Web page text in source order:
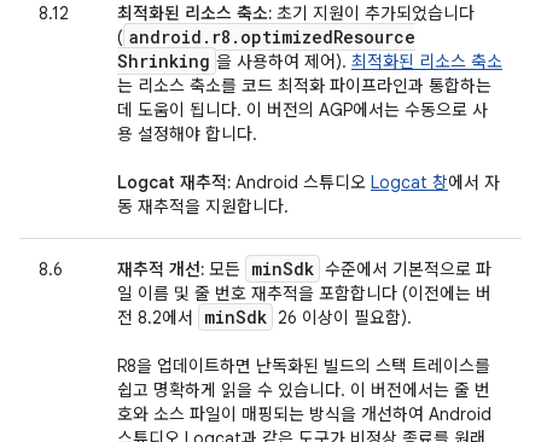
8.12 최적화된 리소스 축소: 초기 지원이 추가되었습니다
( android . r8 . optimizedResource
Shrinking 을 사용하여 제어). 최적화된 리소스 축소
는 리소스 축소를 코드 최적화 파이프라인과 통합하는
데 도움이 됩니다. 이 버전의 AGP에서는 수동으로 사
용 설정해야 합니다.
Logcat 재추적: Android 스튜디오 Logcat 창에서 자
동 재추적을 지원합니다.
8.6 재추적 개선: 모든 minSdk 수준에서 기본적으로 파
일 이름 및 줄 번호 재추적을 포함합니다 (이전에는 버
전 8.2에서
minSdk 26 이상이 필요함).
R8을 업데이트하면 난독화된 빌드의 스택 트레이스를
쉽고 명확하게 읽을 수 있습니다. 이 버전에서는 줄 번
호와 소스 파일이 매핑되는 방식을 개선하여 Android